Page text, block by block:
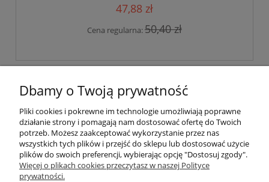
47,88 zł
Cena regularna:50,40 zł
Dbamy o Twoją prywatność
Pliki cookies i pokrewne im technologie umożliwiają poprawne
działanie strony i pomagają nam dostosować ofertę do Twoich
potrzeb. Możesz zaakceptować wykorzystanie przez nas
wszystkich tych plików i przejść do sklepu lub dostosować użycie
plików do swoich preferencji, wybierając opcję "Dostosuj zgody".
Więcej o plikach cookies przeczytasz w naszej Polityce
prywatności.